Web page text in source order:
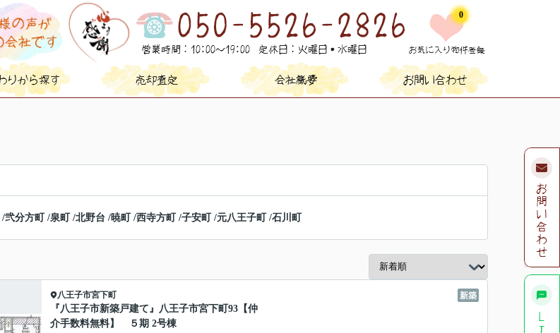
0
/弐分方町 /泉町 /北野台 /暁町 /西寺方町 /子安町 /元八王子町 /石川町
新築
八王子市宮下町
『八王子市新築戸建て』八王子市宮下町93【仲
介手数料無料】 ５期 2号棟